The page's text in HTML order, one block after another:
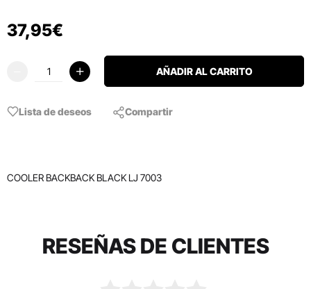
37,95€
AÑADIR AL CARRITO
Lista de deseos Compartir
COOLER BACKBACK BLACK LJ 7003
RESEÑAS DE CLIENTES